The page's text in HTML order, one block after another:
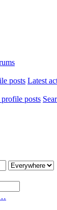
posts Latest
posts